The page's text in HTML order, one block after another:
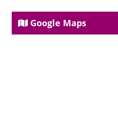
Google Maps